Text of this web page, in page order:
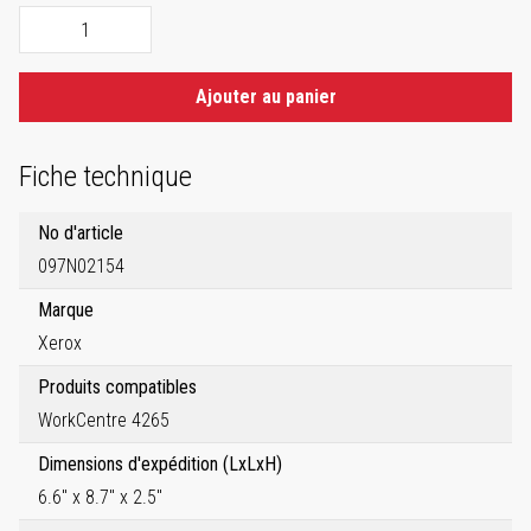
Ajouter au panier
Fiche technique
No d'article
097N02154
Marque
Xerox
Produits compatibles
WorkCentre 4265
Dimensions d'expédition (LxLxH)
6.6" x 8.7" x 2.5"